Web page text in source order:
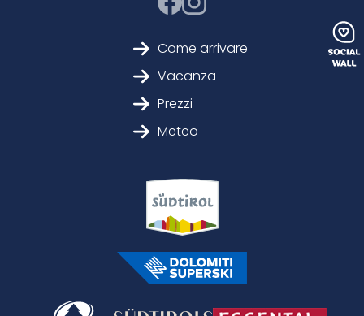
Come arrivare
Vacanza
Prezzi
Meteo